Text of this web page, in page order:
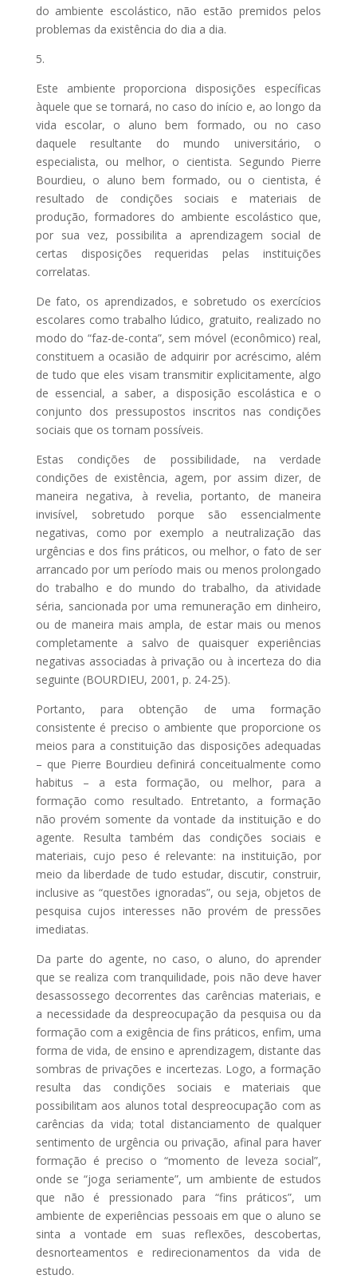
do ambiente escolástico, não estão premidos pelos
problemas da existência do dia a dia.
5.
Este ambiente proporciona disposições específicas
àquele que se tornará, no caso do início e, ao longo da
vida escolar, o aluno bem formado, ou no caso
daquele resultante do mundo universitário, o
especialista, ou melhor, o cientista. Segundo Pierre
Bourdieu, o aluno bem formado, ou o cientista, é
resultado de condições sociais e materiais de
produção, formadores do ambiente escolástico que,
por sua vez, possibilita a aprendizagem social de
certas disposições requeridas pelas instituições
correlatas.
De fato, os aprendizados, e sobretudo os exercícios
escolares como trabalho lúdico, gratuito, realizado no
modo do “faz-de-conta”, sem móvel (econômico) real,
constituem a ocasião de adquirir por acréscimo, além
de tudo que eles visam transmitir explicitamente, algo
de essencial, a saber, a disposição escolástica e o
conjunto dos pressupostos inscritos nas condições
sociais que os tornam possíveis.
Estas condições de possibilidade, na verdade
condições de existência, agem, por assim dizer, de
maneira negativa, à revelia, portanto, de maneira
invisível, sobretudo porque são essencialmente
negativas, como por exemplo a neutralização das
urgências e dos fins práticos, ou melhor, o fato de ser
arrancado por um período mais ou menos prolongado
do trabalho e do mundo do trabalho, da atividade
séria, sancionada por uma remuneração em dinheiro,
ou de maneira mais ampla, de estar mais ou menos
completamente a salvo de quaisquer experiências
negativas associadas à privação ou à incerteza do dia
seguinte (BOURDIEU, 2001, p. 24-25).
Portanto, para obtenção de uma formação
consistente é preciso o ambiente que proporcione os
meios para a constituição das disposições adequadas
– que Pierre Bourdieu definirá conceitualmente como
habitus – a esta formação, ou melhor, para a
formação como resultado. Entretanto, a formação
não provém somente da vontade da instituição e do
agente. Resulta também das condições sociais e
materiais, cujo peso é relevante: na instituição, por
meio da liberdade de tudo estudar, discutir, construir,
inclusive as “questões ignoradas”, ou seja, objetos de
pesquisa cujos interesses não provém de pressões
imediatas.
Da parte do agente, no caso, o aluno, do aprender
que se realiza com tranquilidade, pois não deve haver
desassossego decorrentes das carências materiais, e
a necessidade da despreocupação da pesquisa ou da
formação com a exigência de fins práticos, enfim, uma
forma de vida, de ensino e aprendizagem, distante das
sombras de privações e incertezas. Logo, a formação
resulta das condições sociais e materiais que
possibilitam aos alunos total despreocupação com as
carências da vida; total distanciamento de qualquer
sentimento de urgência ou privação, afinal para haver
formação é preciso o “momento de leveza social”,
onde se “joga seriamente”, um ambiente de estudos
que não é pressionado para “fins práticos”, um
ambiente de experiências pessoais em que o aluno se
sinta a vontade em suas reflexões, descobertas,
desnorteamentos e redirecionamentos da vida de
estudo.